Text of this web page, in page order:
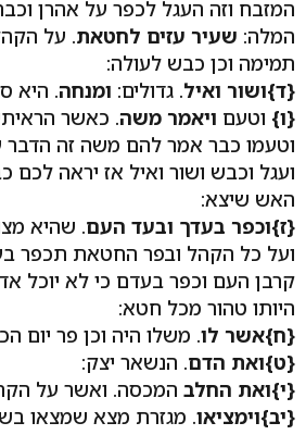
המזבח וזה העגל לכפר על אהרן
המלה: שעיר עזים לחטאת. על
תמימה וכן כבש לעולה:
{ד}ושור ואיל. גדולים: ומנחה. היא
{ו} וטעם ויאמר משה. כאשר
וטעמו כבר אמר להם משה זה הדבר
ועגל וכבש ושור ואיל אז יראה לכם
האש שיצא:
{ז}וכפר בעדך ובעד העם. שהיא
ועל כל הקהל ובפר החטאת תכפר
קרבן העם וכפר בעדם כי לא יוכל
היותו טהור מכל חטא:
{ח}אשר לו. משלו היה וכן פר יום
{ט}ואת הדם. הנשאר יצק:
{י}ואת החלב המכסה. ואשר על
{יב}וימציאו. מגזרת מצא שמצאו